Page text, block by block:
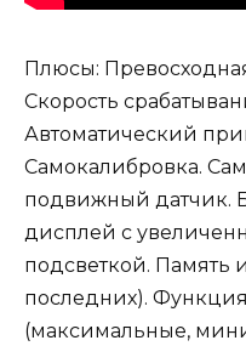
Плюсы:
Скорость
Автоматический
Самокалибровка.
подвижный датчик.
дисплей с
подсветкой. Память
последних).
(максимальные,